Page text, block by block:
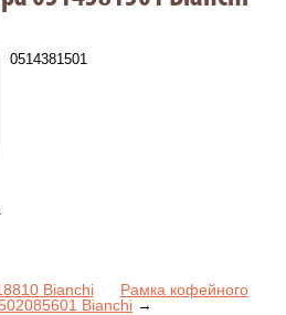
0514381501
Bianchi
Рамка кофейного
Bianchi →